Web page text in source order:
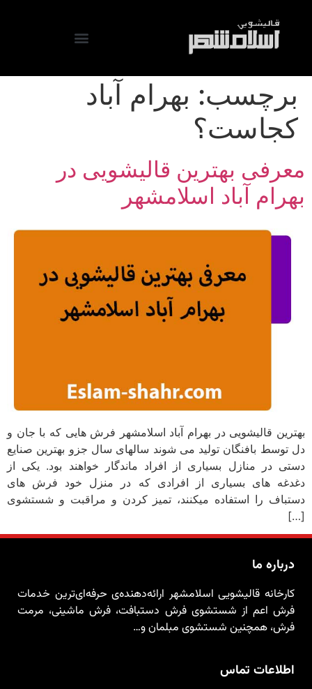
برچسب: بهرام آباد
کجاست؟
معرفی بهترین قالیشویی در
بهرام آباد اسلامشهر
بهترین قالیشویی در بهرام آباد اسلامشهر فرش هایی که با جان و
دل توسط بافنگان تولید می شوند سالهای سال جزو بهترین صنایع
دستی در منازل بسیاری از افراد ماندگار خواهند بود. یکی از
دغدغه های بسیاری از افرادی که در منزل خود فرش های
دستباف را استفاده میکنند، تمیز کردن و مراقبت و شستشوی
[…]
درباره ما
کارخانه قالیشویی اسلامشهر ارائه‌دهنده‌ی حرفه‌ای‌ترین خدمات
فرش اعم از شستشوی فرش دستبافت، فرش ماشینی، مرمت
فرش، همچنین شستشوی مبلمان و…
اطلاعات تماس